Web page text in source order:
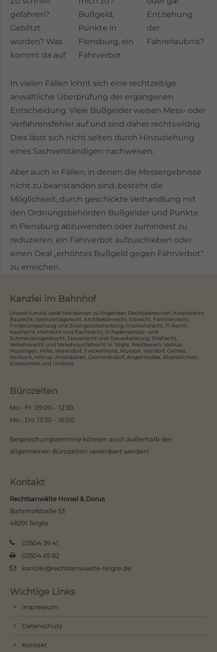
info@yourdomain.com
About us
Lorem ipsum dolor sit amet, consectetuer
Aenean commodo ligula eget dolor. Aenean
massa. Cum sociis natoque penatibus et
magnis dis parturient montes, nascetur
ridiculus mus. Donec quam felis, ultricies nec.
gefahren?
Geblitzt
worden? Was
kommt da auf
Bußgeld,
Punkte in
Flensburg, ein
Fahrverbot
Entziehung
der
Fahrerlaubnis?
In vielen Fällen lohnt sich eine rechtzeitige
anwaltliche Überprüfung der ergangenen
Entscheidung. Viele Bußgelder weisen Mess- oder
Verfahrensfehler auf und sind daher rechtswidrig.
Dies lässt sich nicht selten durch Hinzuziehung
eines Sachverständigen nachweisen.
Aber auch in Fällen, in denen die Messergebnisse
nicht zu beanstanden sind, besteht die
Möglichkeit, durch geschickte Verhandlung mit
den Ordnungsbehörden Bußgelder und Punkte
in Flensburg abzuwenden oder zumindest zu
reduzieren, ein Fahrverbot aufzuschieben oder
einen Deal „erhöhtes Bußgeld gegen Fahrverbot“
zu erreichen.
Kanzlei im Bahnhof
Unsere Kanzlei berät Mandanten zu folgenden Rechtsbereichen: Arbeitsrecht,
Baurecht, Werkvertragsrecht, Architektenrecht, Erbrecht, Familienrecht,
Forderungseinzug und Zwangsvollstreckung, Insolvenzrecht, IT-Recht,
Kaufrecht, Mietrecht und Pachtrecht, Schadensersatz- und
Schmerzensgeldrecht, Steuerrecht und Steuerberatung, Strafrecht,
Verkehrsrecht und Verkehrsunfallrecht in Telgte, Westbevern, Vadrup,
Müssingen, Milte, Warendorf, Freckenhorst, Münster, Handorf, Gelmer,
Wolbeck, Hiltrup, Amelsbüren, Gremmendorf, Angelmodde, Alverskirchen,
Everswinkel und Umkreis.
Bürozeiten
Mo - Fr: 09:00 – 12:30
Mo - Do: 13:30 – 16:00
Besprechungstermine können auch außerhalb der
allgemeinen Bürozeiten vereinbart werden!
Kontakt
Rechtsanwälte Horsel & Dorus
Bahnhofstraße 53
48291 Telgte
02504 39 41
02504 65 82
kanzlei@rechtsanwaelte-telgte.de
Wichtige Links
Impressum
Datenschutz
Kontakt